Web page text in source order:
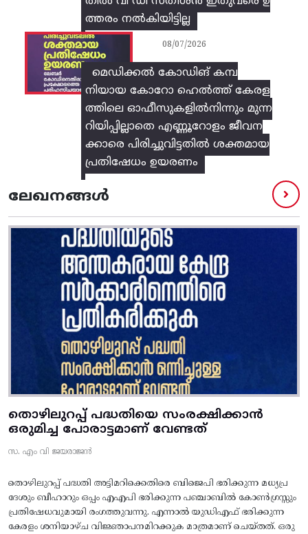
ത്തരം നൽകിയിട്ടില്ല
മെഡിക്കൽ കോഡിങ് കമ്പ
നിയായ കോറോ ഹെൽത്ത് കേരള
ത്തിലെ ഓഫീസുകളിൽനിന്നും മുന്ന
റിയിപ്പില്ലാതെ എണ്ണൂറോളം ജീവന
ക്കാരെ പിരിച്ചുവിട്ടതിൽ‌ ശക്തമായ
പ്രതിഷേധം ഉയരണം
08/07/2026
ലേഖനങ്ങൾ
തൊഴിലുറപ്പ് പദ്ധതിയെ സംരക്ഷിക്കാൻ
ഒരുമിച്ച പോരാട്ടമാണ് വേണ്ടത്
സ. എം വി ജയരാജൻ
തൊഴിലുറപ്പ് പദ്ധതി അട്ടിമറിക്കെതിരെ ബിജെപി ഭരിക്കുന്ന മധ്യപ്ര
ദേശും ബീഹാറും ഒപ്പം എഎപി ഭരിക്കുന്ന പഞ്ചാബിൽ കോൺഗ്രസ്സും
പ്രതിഷേധവുമായി രംഗത്തുവന്നു. എന്നാൽ യുഡിഎഫ് ഭരിക്കുന്ന
കേരളം ശനിയാഴ്ച വിജ്ഞാപനമിറക്കുക മാത്രമാണ് ചെയ്തത്. ഒരു